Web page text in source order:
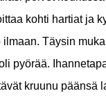
kohti hartiat ja
Täysin
pyörää.
kruunu päänsä